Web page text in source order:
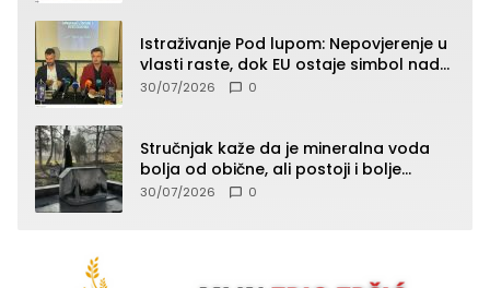
Istraživanje Pod lupom: Nepovjerenje u
vlasti raste, dok EU ostaje simbol nade
građana
30/07/2026 0
Stručnjak kaže da je mineralna voda
bolja od obične, ali postoji i bolje
rješenje
30/07/2026 0